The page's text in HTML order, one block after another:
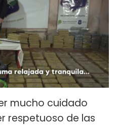
mucho cuidado
respetuoso de las